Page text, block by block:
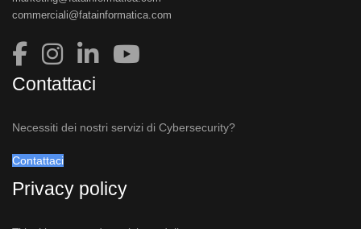
commerciali@fatainformatica.com
Contattaci
Necessiti dei nostri servizi di Cybersecurity?
Contattaci
Privacy policy